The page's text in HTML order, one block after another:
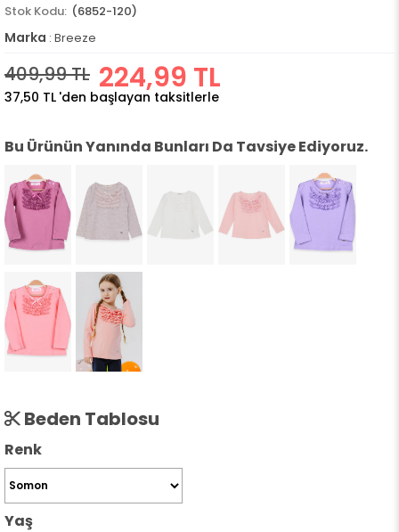
(6852-120)
Marka : Breeze
409,99 TL 224,99 TL
37,50 TL 'den başlayan taksitlerle
Bu Ürünün Yanında Bunları Da Tavsiye Ediyoruz.
Beden Tablosu
Renk
Yaş